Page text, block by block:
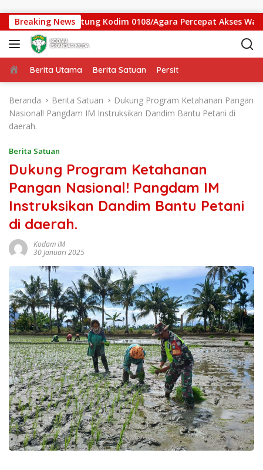
Breaking News
Gantung Kodim 0108/Agara Percepat Akses Warga
Beranda
Berita Utama Berita Satuan Persit
Beranda Berita Satuan
Dukung Program Ketahanan Pangan
Nasional! Pangdam IM Instruksikan Dandim Bantu Petani di
daerah.
Berita Satuan
Dukung Program Ketahanan
Pangan Nasional! Pangdam IM
Instruksikan Dandim Bantu Petani
di daerah.
Kodam IM
30 Januari 2025